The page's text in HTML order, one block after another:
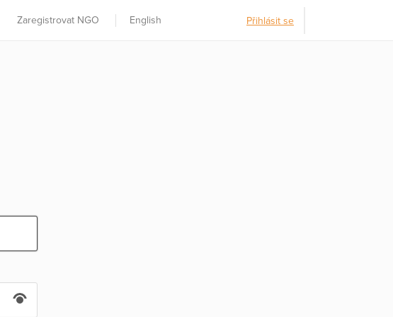
Zaregistrovat NGO English Přihlásit se